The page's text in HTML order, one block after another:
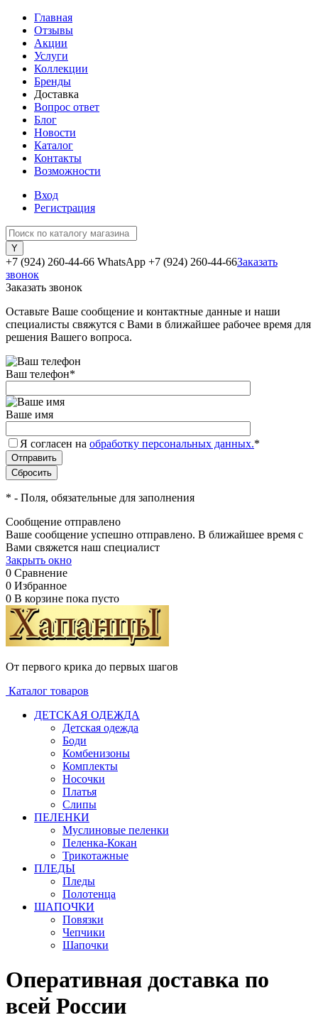
Главная
Отзывы
Акции
Услуги
Коллекции
Бренды
Доставка
Вопрос ответ
Блог
Новости
Каталог
Контакты
Возможности
Вход
Регистрация
+7 (924) 260-44-66 WhatsApp +7 (924) 260-44-66Заказать
звонок
Заказать звонок
Оставьте Ваше сообщение и контактные данные и наши
специалисты свяжутся с Вами в ближайшее рабочее время для
решения Вашего вопроса.
Ваш телефон*
Ваше имя
Я согласен на обработку персональных данных.*
* - Поля, обязательные для заполнения
Сообщение отправлено
Ваше сообщение успешно отправлено. В ближайшее время с
Вами свяжется наш специалист
Закрыть окно
0 Сравнение
0 Избранное
0 В корзине пока пусто
От первого крика до первых шагов
Каталог товаров
ДЕТСКАЯ ОДЕЖДА
Детская одежда
Боди
Комбенизоны
Комплекты
Носочки
Платья
Слипы
ПЕЛЕНКИ
Муслиновые пеленки
Пеленка-Кокан
Трикотажные
ПЛЕДЫ
Пледы
Полотенца
ШАПОЧКИ
Повязки
Чепчики
Шапочки
Оперативная доставка по
всей России